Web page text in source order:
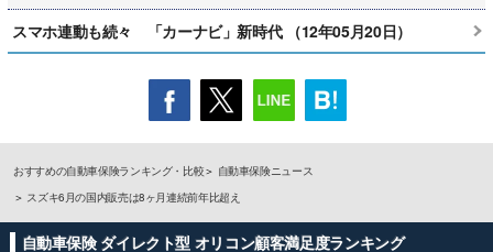
スマホ連動も続々 「カーナビ」新時代 （12年05月20日）
おすすめの自動車保険ランキング・比較
自動車保険ニュース
スズキ6月の国内販売は8ヶ月連続前年比超え
自動車保険 ダイレクト型 オリコン顧客満足度ランキング